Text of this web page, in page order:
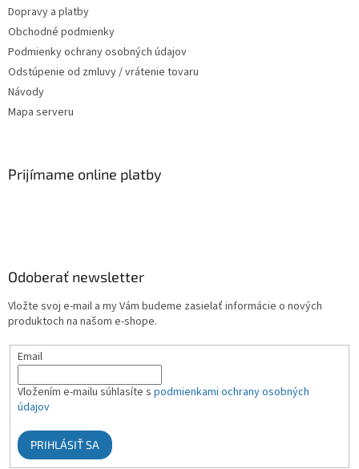
Dopravy a platby
Obchodné podmienky
Podmienky ochrany osobných údajov
Odstúpenie od zmluvy / vrátenie tovaru
Návody
Mapa serveru
Prijímame online platby
Odoberať newsletter
Vložte svoj e-mail a my Vám budeme zasielať informácie o nových
produktoch na našom e-shope.
Email
Vložením e-mailu súhlasíte s podmienkami ochrany osobných
údajov
PRIHLÁSIŤ SA